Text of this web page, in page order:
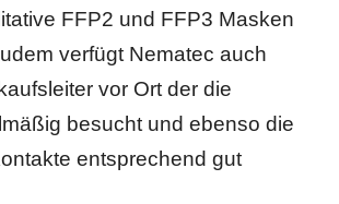
FFP2 und FFP3 Masken
verfügt Nematec auch
vor Ort der die
besucht und ebenso die
entsprechend gut